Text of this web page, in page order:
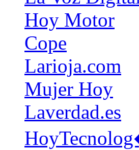
Hoy Motor
Cope
Larioja.com
Mujer Hoy
Laverdad.es